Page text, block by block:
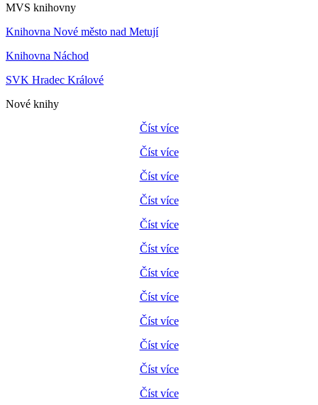
MVS knihovny
Knihovna Nové město nad Metují
Knihovna Náchod
SVK Hradec Králové
Nové knihy
Číst více
Číst více
Číst více
Číst více
Číst více
Číst více
Číst více
Číst více
Číst více
Číst více
Číst více
Číst více